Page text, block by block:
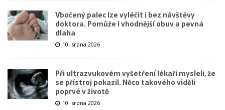
Vbočený palec lze vyléčit i bez návštěvy
doktora. Pomůže i vhodnější obuv a pevná
dlaha
10. srpna 2026
Při ultrazvukovém vyšetření lékaři mysleli, že
se přístroj pokazil. Něco takového viděli
poprvé v životě
10. srpna 2026